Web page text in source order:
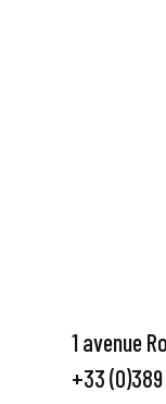
1 avenue
+33